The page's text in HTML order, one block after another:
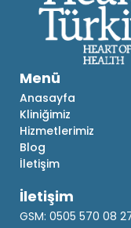
Menü
Anasayfa
Kliniğimiz
Hizmetlerimiz
Blog
İletişim
İletişim
GSM: 0505 570 08